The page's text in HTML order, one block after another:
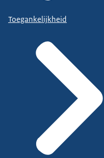
Toegankelijkheid